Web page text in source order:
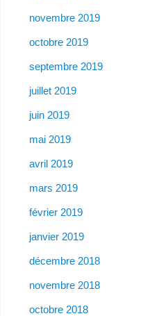
novembre 2019
octobre 2019
septembre 2019
juillet 2019
juin 2019
mai 2019
avril 2019
mars 2019
février 2019
janvier 2019
décembre 2018
novembre 2018
octobre 2018